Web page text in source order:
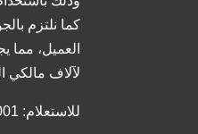
كما نلتزم
العميل، مما
لآلاف مالكي
للاستعلام: 0569166001